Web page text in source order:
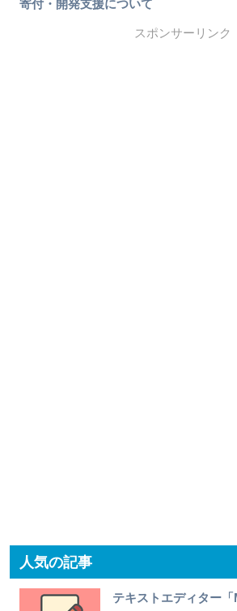
寄付・開発支援について
スポンサーリンク
人気の記事
テキストエディター